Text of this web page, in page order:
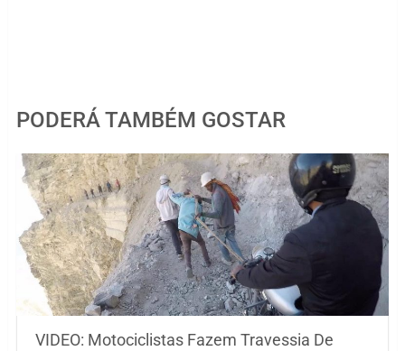
PODERÁ TAMBÉM GOSTAR
VIDEO: Motociclistas Fazem Travessia De